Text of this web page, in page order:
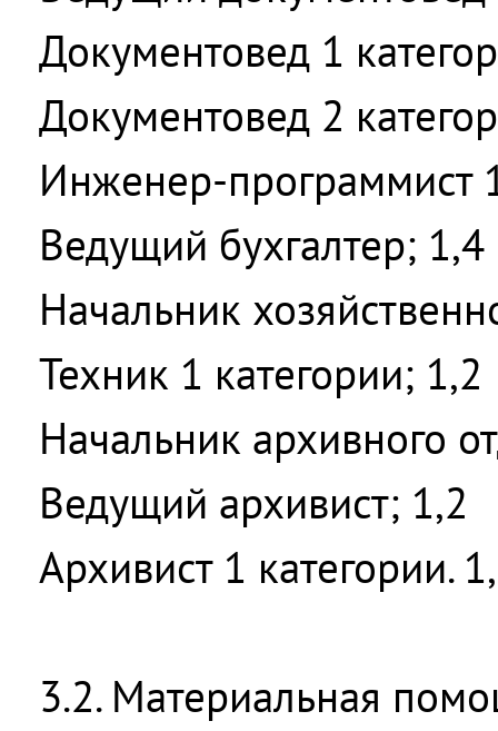
Документовед 1
Документовед 2
Инженер-программист
Ведущий бухгалтер; 1,4
Начальник
Техник 1 категории; 1,2
Начальник архивного
Ведущий архивист; 1,2
Архивист 1 категории.
3.2. Материальная